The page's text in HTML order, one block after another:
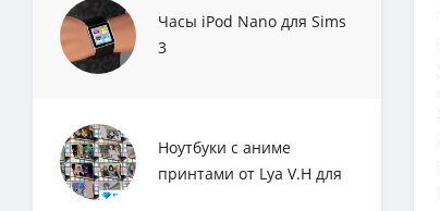
Часы iPod Nano для Sims
3
Ноутбуки с аниме
принтами от Lya V.H для